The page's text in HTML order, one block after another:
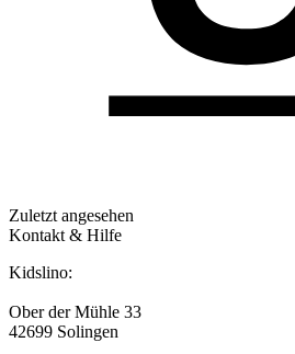
Zuletzt angesehen
Kontakt & Hilfe
Kidslino:
Ober der Mühle 33
42699 Solingen